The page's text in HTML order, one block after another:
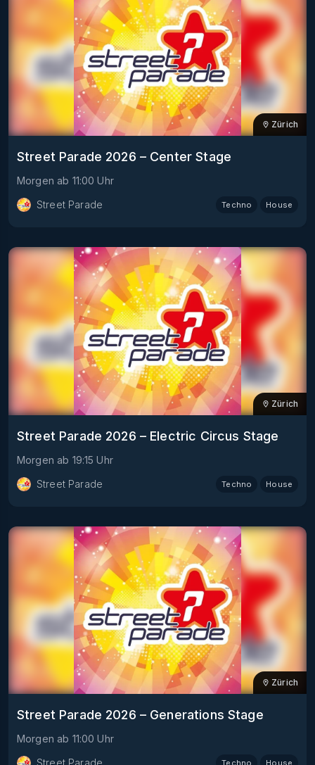
Zürich
Street Parade 2026 – Center Stage
Morgen ab 11:00 Uhr
Street Parade
Techno House
Zürich
Street Parade 2026 – Electric Circus Stage
Morgen ab 19:15 Uhr
Street Parade
Techno House
Zürich
Street Parade 2026 – Generations Stage
Morgen ab 11:00 Uhr